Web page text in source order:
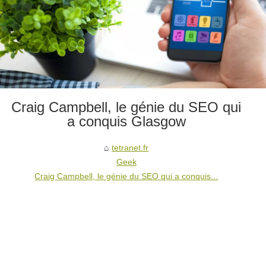
Craig Campbell, le génie du SEO qui
a conquis Glasgow
tetranet.fr
Geek
Craig Campbell, le génie du SEO qui a conquis...